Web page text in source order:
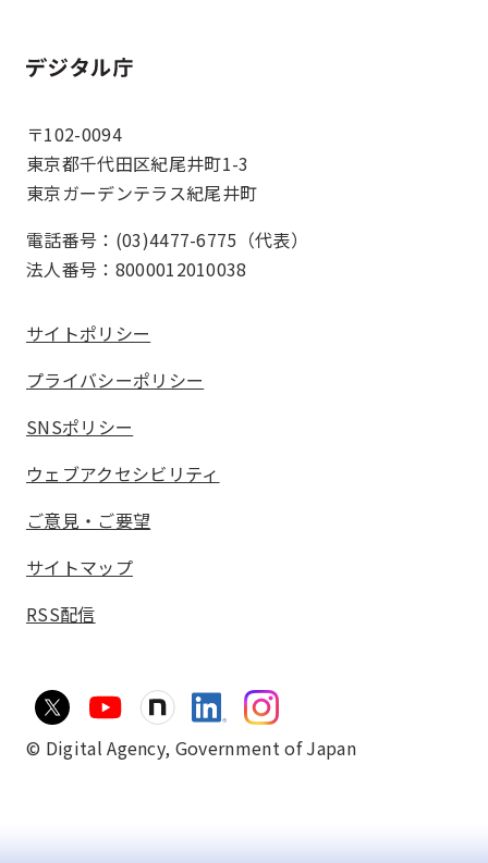
ホーム
〒102-0094
東京都千代田区紀尾井町1-3
東京ガーデンテラス紀尾井町
電話番号：(03)4477-6775（代表）
法人番号：8000012010038
サイトポリシー
プライバシーポリシー
SNSポリシー
ウェブアクセシビリティ
ご意見・ご要望
サイトマップ
RSS配信
© Digital Agency, Government of Japan